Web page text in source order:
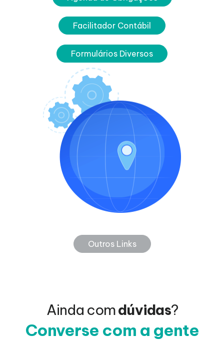
Facilitador Contábil
Formulários Diversos
Outros Links
Ainda comdúvidas?
Converse com a gente